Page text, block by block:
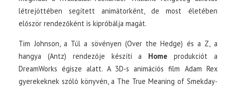
létrejöttében segített animátorként, de most életében
először rendezőként is kipróbálja magát.
Tim Johnson, a Túl a sövényen (Over the Hedge) és a Z, a
hangya (Antz) rendezője készíti a Home produkciót a
DreamWorks égisze alatt. A 3D-s animációs film Adam Rex
gyerekeknek szóló könyvén, a The True Meaning of Smekday-